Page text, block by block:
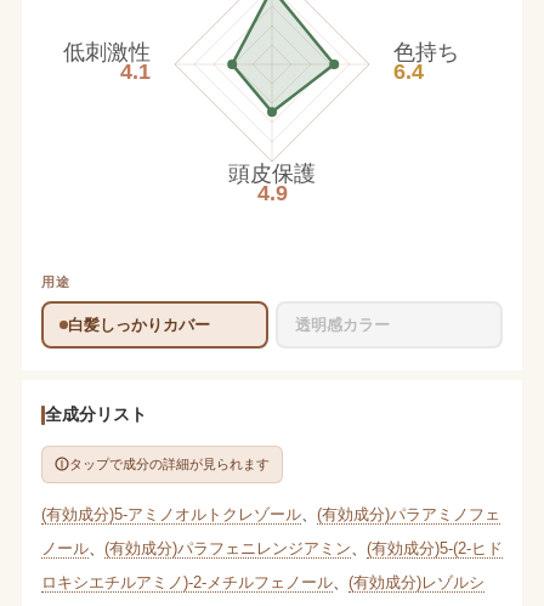
色持ち
6.4
頭皮保護
4.9
低刺激性
4.1
用途
白髪しっかりカバー 透明感カラー
全成分リスト
タップで成分の詳細が見られます
(有効成分)5-アミノオルトクレゾール、 (有効成分)パラアミノフェ
ノール、 (有効成分)パラフェニレンジアミン
(有効成分)5-(2-ヒド
ロキシエチルアミノ)-2-メチルフェノール、 (有効成分)レゾルシ